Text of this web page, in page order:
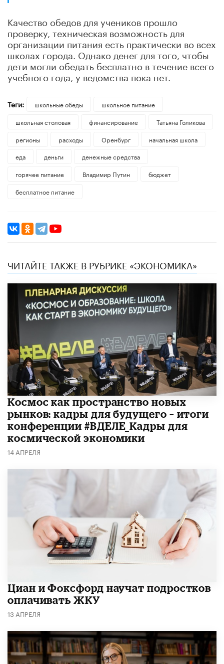
Качество обедов для учеников прошло
проверку, техническая возможность для
организации питания есть практически во всех
школах города. Однако денег для того, чтобы
дети могли обедать бесплатно в течение всего
учебного года, у ведомства пока нет.
Теги: школьные обеды
школьное питание
школьная столовая
финансирование
​Татьяна Голикова
регионы
расходы Оренбург
начальная школа
еда
деньги
денежные средства
горячее питание
Владимир Путин
бюджет
бесплатное питание
ЧИТАЙТЕ ТАКЖЕ В РУБРИКЕ «ЭКОНОМИКА»
Космос как пространство новых
рынков: кадры для будущего – итоги
конференции #ВДЕЛЕ_Кадры для
космической экономики
14 АПРЕЛЯ
Циан и Фоксфорд научат подростков
оплачивать ЖКУ
13 АПРЕЛЯ